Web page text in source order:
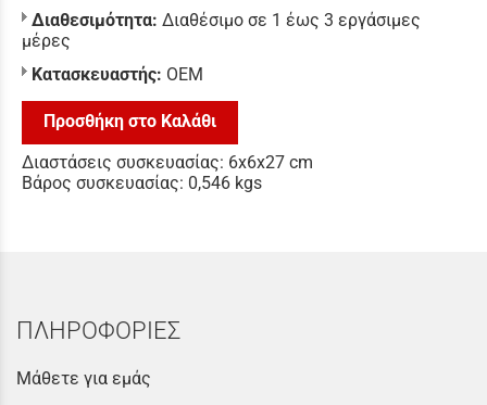
Διαθεσιμότητα: Διαθέσιμο σε 1 έως 3 εργάσιμες
μέρες
Κατασκευαστής: ΟΕΜ
Προσθήκη στο Καλάθι
Διαστάσεις συσκευασίας: 6x6x27 cm
Βάρος συσκευασίας: 0,546 kgs
ΠΛΗΡΟΦΟΡΙΕΣ
Μάθετε για εμάς